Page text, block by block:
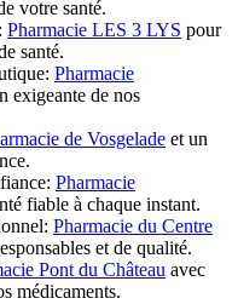
votre santé.
Pharmacie LES 3 LYS pour
santé.
Pharmacie
exigeante de nos
de Vosgelade et un
Pharmacie
fiable à chaque instant.
Pharmacie du Centre
et de qualité.
Pont du Château avec
médicaments.